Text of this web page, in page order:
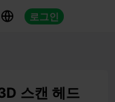
 로그인
스캔 헤드